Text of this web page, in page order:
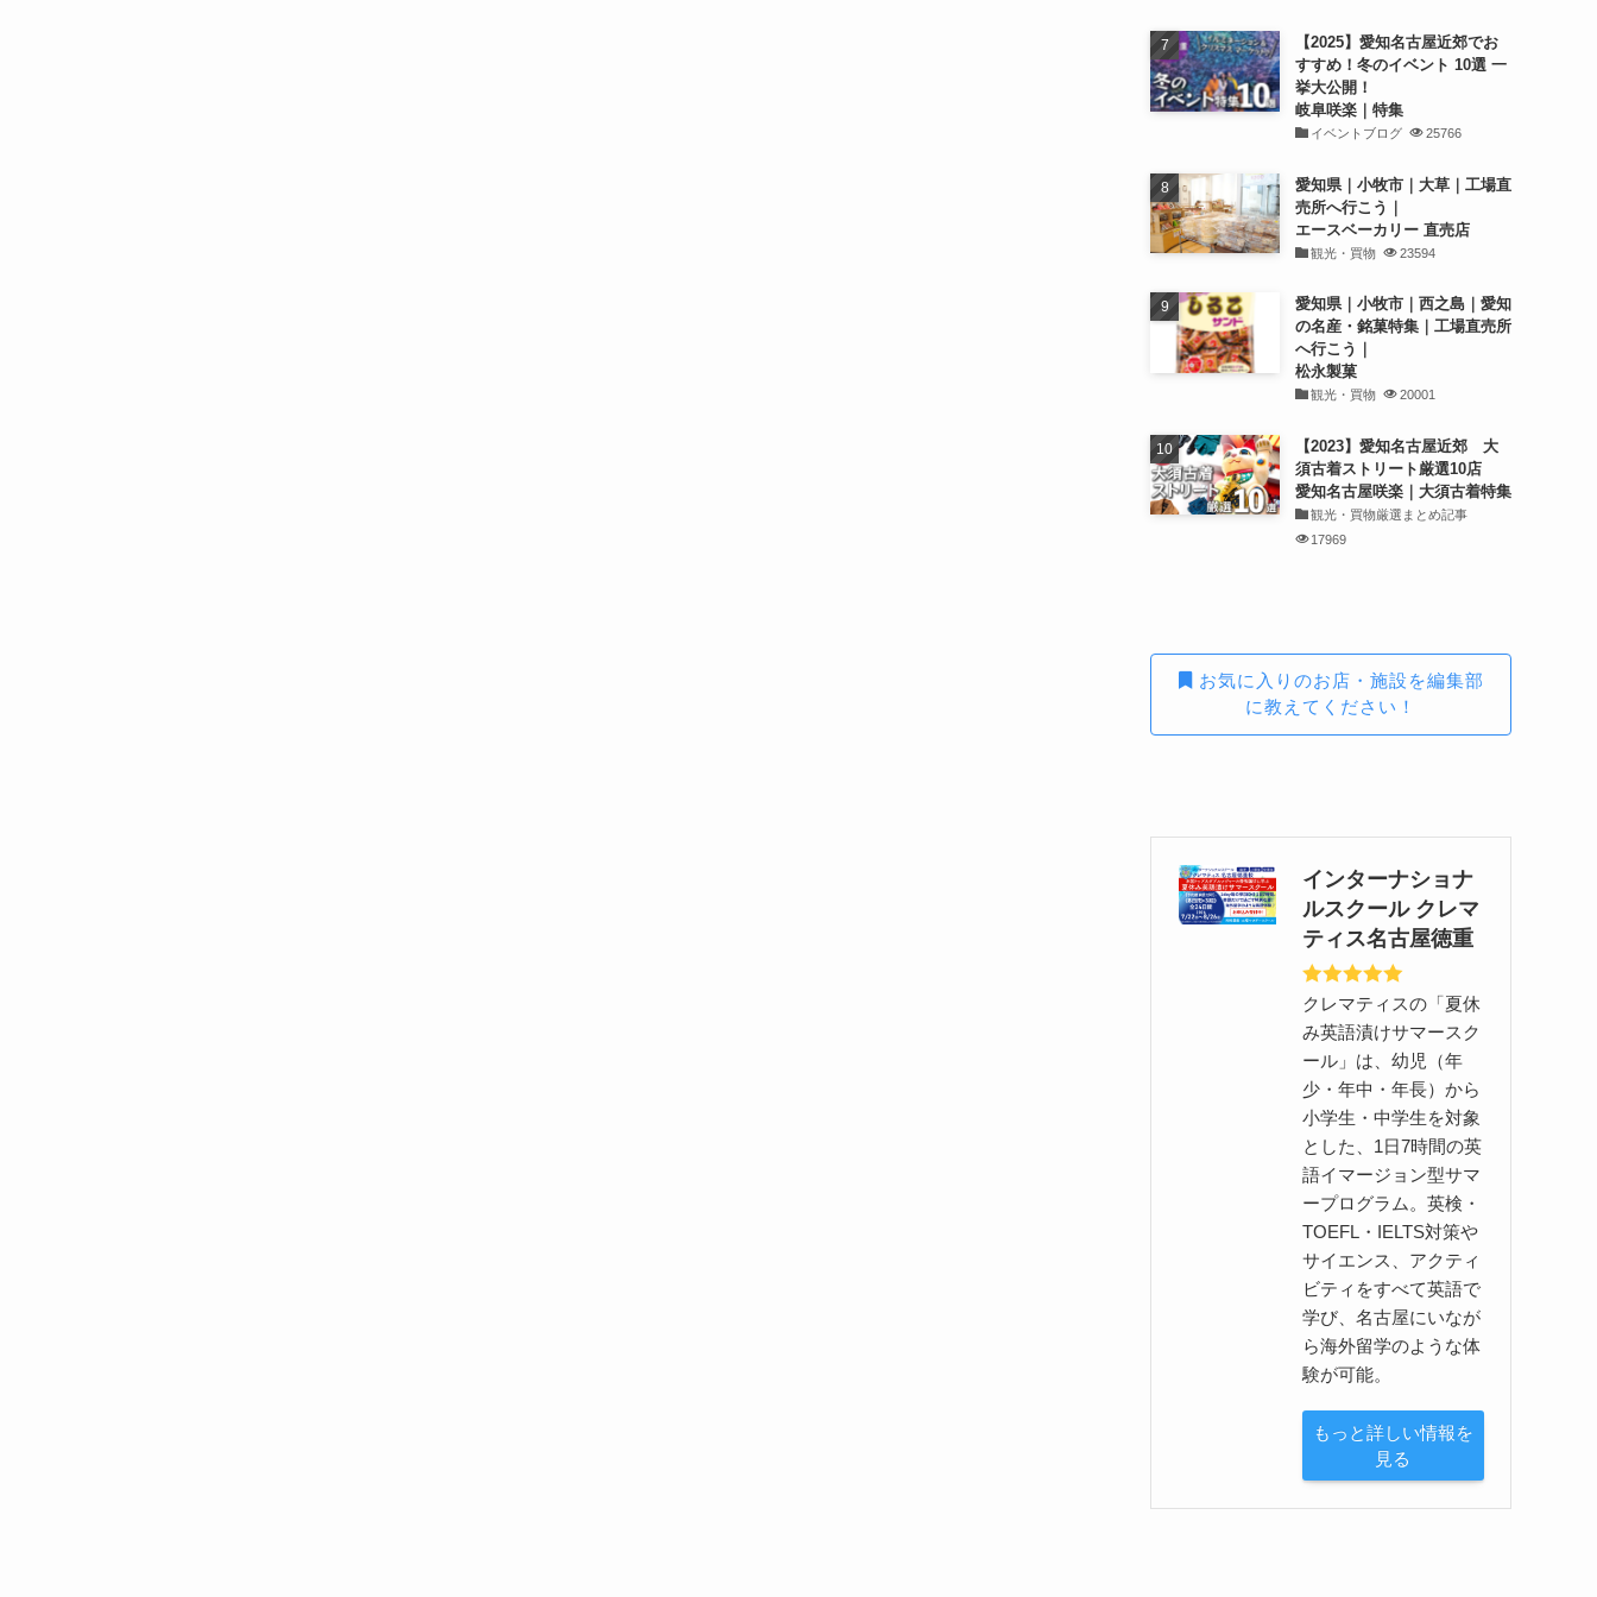
【2025】愛知名古屋近郊でお
すすめ！冬のイベント 10選 一
挙大公開！
岐阜咲楽｜特集
イベントブログ 25766
愛知県｜小牧市｜大草｜工場直
売所へ行こう｜
エースベーカリー 直売店
観光・買物 23594
愛知県｜小牧市｜西之島｜愛知
の名産・銘菓特集｜工場直売所
へ行こう｜
松永製菓
観光・買物 20001
【2023】愛知名古屋近郊 大
須古着ストリート厳選10店
愛知名古屋咲楽｜大須古着特集
観光・買物厳選まとめ記事
17969
お気に入りのお店・施設を編集部
に教えてください！
インターナショナ
ルスクール クレマ
ティス名古屋徳重
クレマティスの「夏休
み英語漬けサマースク
ール」は、幼児（年
少・年中・年長）から
小学生・中学生を対象
とした、1日7時間の英
語イマージョン型サマ
ープログラム。英検・
TOEFL・IELTS対策や
サイエンス、アクティ
ビティをすべて英語で
学び、名古屋にいなが
ら海外留学のような体
験が可能。
もっと詳しい情報を
見る